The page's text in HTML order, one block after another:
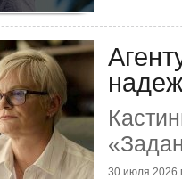
30 июля 2026